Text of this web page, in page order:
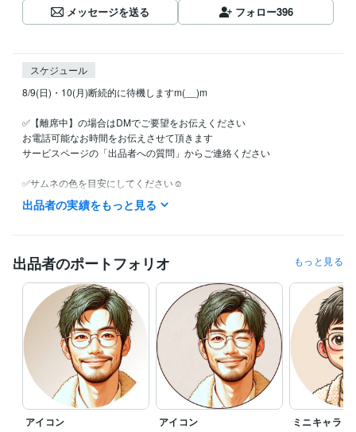
メッセージを送る フォロー396
スケジュール
8/9(日)・10(月)断続的に待機しますm(__)m
✅【離席中】の場合はDMでご要望をお伝えください
お電話可能なお時間をお伝えさせて頂きます
サービスページの「出品者への質問」からご連絡ください
✅サムネの色を目安にしてください☺️
・オールジャンルで話す関西弁で雑談は「黄色」
・思いやりを感じて安心したい時は「青」
✅ご要望頂ければ深夜・早朝も可能です
（DMでお問い合わせください）
✅ブログ書いてます
（2026年1月現在　約470記事）
✅コンテンツ一覧になります↓
https://coconala.com/blogs/524717/628046
ーーーーーーーーーーーーーーー
⭐️関西弁に抵抗があればおっしゃってください。
標準語でがんばってみます^_^
出品者の実績をもっと見る
出品者のポートフォリオ もっと見る
アイコン アイコン ミニキャラ